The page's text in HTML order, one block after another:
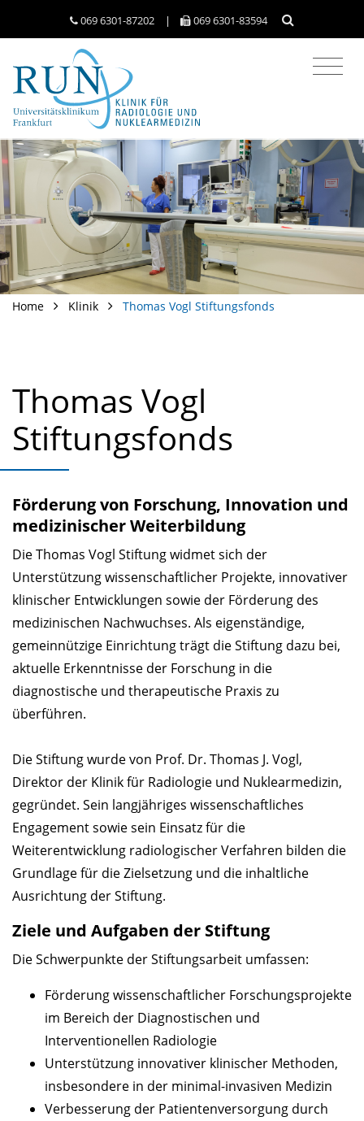
069 6301-​87202 | 069 6301-​83594
Home Klinik Thomas Vogl Stiftungsfonds
Thomas Vogl
Stiftungsfonds
Förderung von Forschung, Innovation und
medizinischer Weiterbildung
Die Thomas Vogl Stiftung widmet sich der
Unterstützung wissenschaftlicher Projekte, innovativer
klinischer Entwicklungen sowie der Förderung des
medizinischen Nachwuchses. Als eigenständige,
gemeinnützige Einrichtung trägt die Stiftung dazu bei,
aktuelle Erkenntnisse der Forschung in die
diagnostische und therapeutische Praxis zu
überführen.
Die Stiftung wurde von Prof. Dr. Thomas J. Vogl,
Direktor der Klinik für Radiologie und Nuklearmedizin,
gegründet. Sein langjähriges wissenschaftliches
Engagement sowie sein Einsatz für die
Weiterentwicklung radiologischer Verfahren bilden die
Grundlage für die Zielsetzung und die inhaltliche
Ausrichtung der Stiftung.
Ziele und Aufgaben der Stiftung
Die Schwerpunkte der Stiftungsarbeit umfassen:
Förderung wissenschaftlicher Forschungsprojekte
im Bereich der Diagnostischen und
Interventionellen Radiologie
Unterstützung innovativer klinischer Methoden,
insbesondere in der minimal-invasiven Medizin
Verbesserung der Patientenversorgung durch